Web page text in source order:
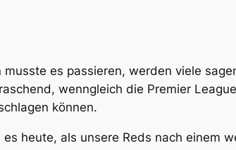
musste es passieren, werden viele
wenngleich die Premier
können.
es heute, als unsere Reds nach einem